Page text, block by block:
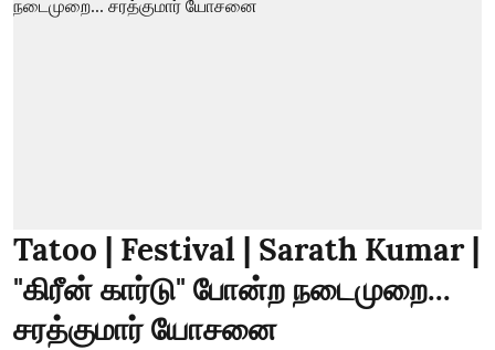
Tatoo | Festival | Sarath Kumar |
"கிரீன் கார்டு" போன்ற நடைமுறை...
சரத்குமார் யோசனை